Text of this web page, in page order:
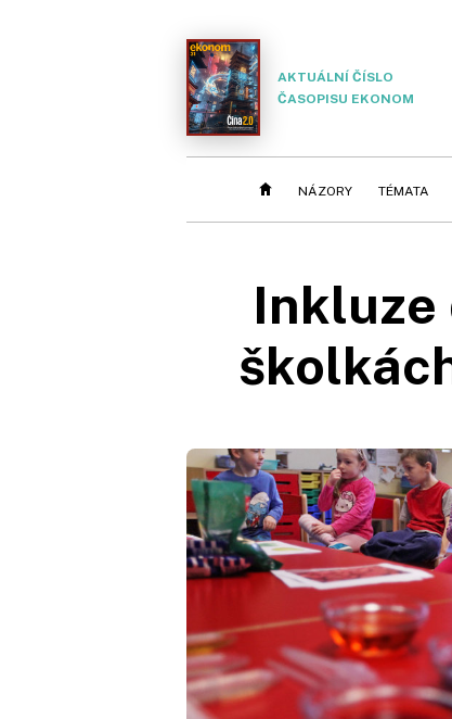
AKTUÁLNÍ ČÍSLO
ČASOPISU EKONOM
NÁZORY TÉMATA
Inkluze